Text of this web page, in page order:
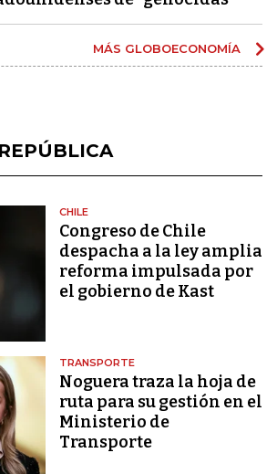
MÁS GLOBOECONOMÍA
CHILE
Congreso de Chile
despacha a la ley amplia
reforma impulsada por
el gobierno de Kast
TRANSPORTE
Noguera traza la hoja de
ruta para su gestión en el
Ministerio de
Transporte